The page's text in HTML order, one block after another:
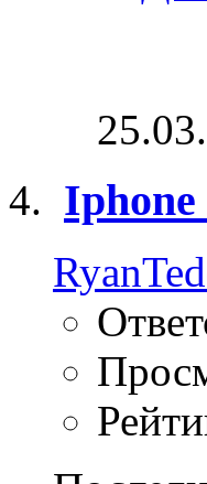
Iphone